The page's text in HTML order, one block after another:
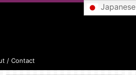
/ Contact
Japanese